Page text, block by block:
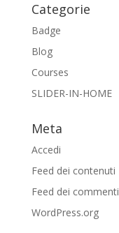
Categorie
Badge
Blog
Courses
SLIDER-IN-HOME
Meta
Accedi
Feed dei contenuti
Feed dei commenti
WordPress.org